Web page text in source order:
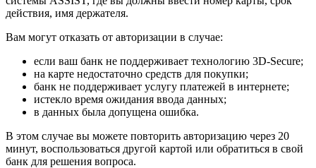
действия, имя держателя.
Вам могут отказать от авторизации в случае:
если ваш банк не поддерживает технологию 3D-Secure;
на карте недостаточно средств для покупки;
банк не поддерживает услугу платежей в интернете;
истекло время ожидания ввода данных;
в данных была допущена ошибка.
В этом случае вы можете повторить авторизацию через 20
минут, воспользоваться другой картой или обратиться в свой
банк для решения вопроса.